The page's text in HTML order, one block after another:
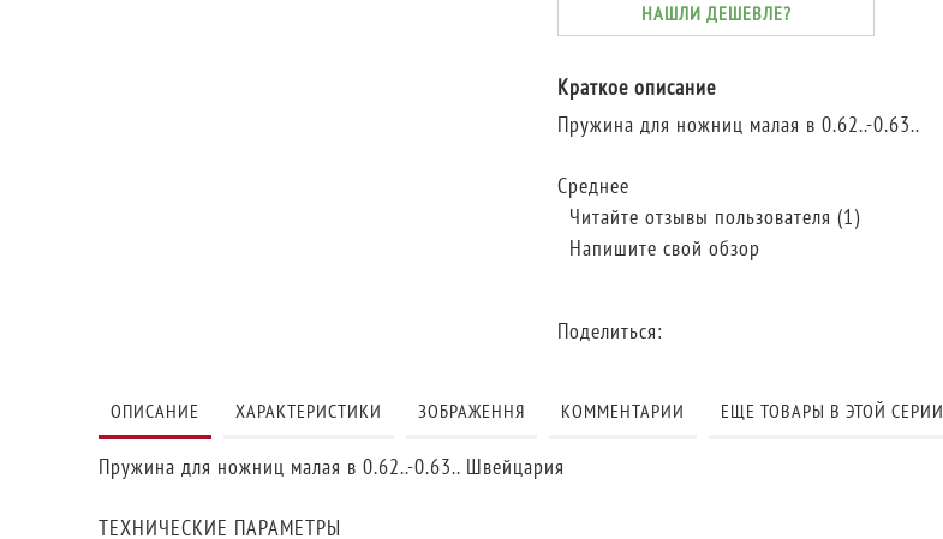
НАШЛИ ДЕШЕВЛЕ?
Краткое описание
Пружина для ножниц малая в 0.62..-0.63..
Среднее
Читайте отзывы пользователя (1)
Напишите свой обзор
Поделиться:
ОПИСАНИЕ ХАРАКТЕРИСТИКИ ЗОБРАЖЕННЯ КОММЕНТАРИИ ЕЩЕ ТОВАРЫ В ЭТОЙ СЕРИИ
Пружина для ножниц малая в 0.62..-0.63.. Швейцария
ТЕХНИЧЕСКИЕ ПАРАМЕТРЫ